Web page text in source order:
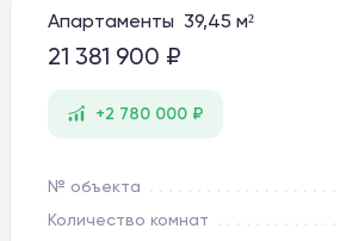
Баден-Баден Таватуй
apart@baden-baden.ru
Апартаменты 39,45 м²
21 381 900 ₽
+2 780 000 ₽
№ объекта
Количество комнат